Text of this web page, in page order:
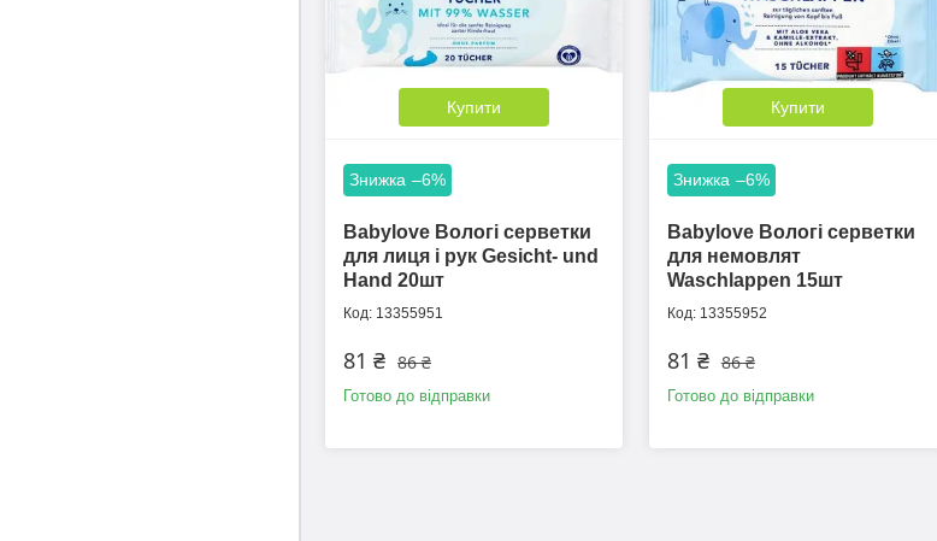
Купити
–6%
Babylove Вологі серветки
для лиця і рук Gesicht- und
Hand 20шт
13355951
86 ₴
81 ₴
Готово до відправки
Купити
–6%
Babylove Вологі серветки
для немовлят
Waschlappen 15шт
13355952
86 ₴
81 ₴
Готово до відправки